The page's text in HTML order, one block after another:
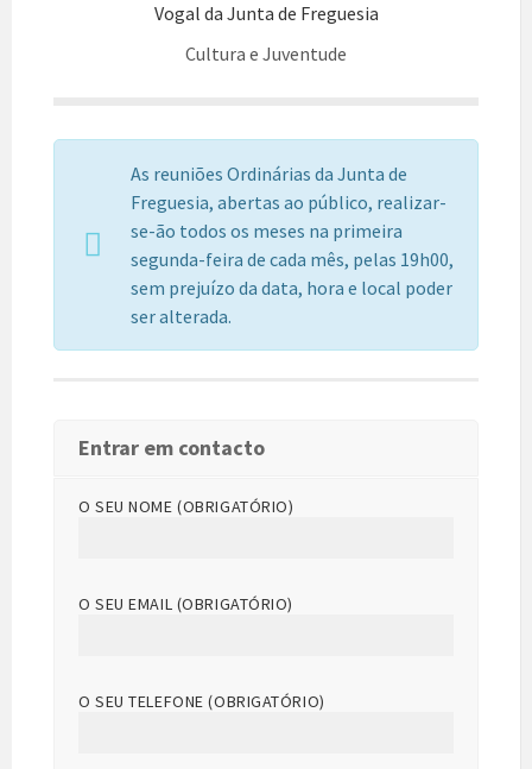
Vogal da Junta de Freguesia
Cultura e Juventude
As reuniões Ordinárias da Junta de
Freguesia, abertas ao público, realizar-
se-ão todos os meses na primeira
segunda-feira de cada mês, pelas 19h00,
sem prejuízo da data, hora e local poder
ser alterada.
Entrar em contacto
O SEU NOME (OBRIGATÓRIO)
O SEU EMAIL (OBRIGATÓRIO)
O SEU TELEFONE (OBRIGATÓRIO)